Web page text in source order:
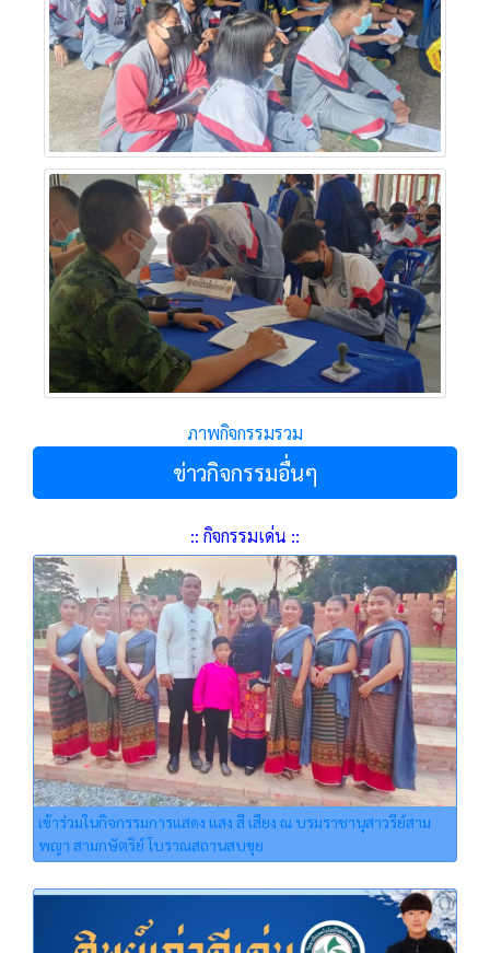
ภาพกิจกรรมรวม
ข่าวกิจกรรมอื่นๆ
:: กิจกรรมเด่น ::
เข้าร่วมในกิจกรรมการแสดง แสง สี เสียง ณ บรมราชานุสาวรีย์สาม
พญา สามกษัตริย์ โบราณสถานสบขุย